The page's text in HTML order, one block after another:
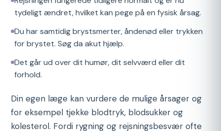
tydeligt ændret, hvilket kan pege på en fysisk årsag.
Du har samtidig brystsmerter, åndenød eller trykken
for brystet. Søg da akut hjælp.
Det går ud over dit humør, dit selvværd eller dit
forhold.
Din egen læge kan vurdere de mulige årsager og
for eksempel tjekke blodtryk, blodsukker og
kolesterol. Fordi rygning og rejsningsbesvær ofte